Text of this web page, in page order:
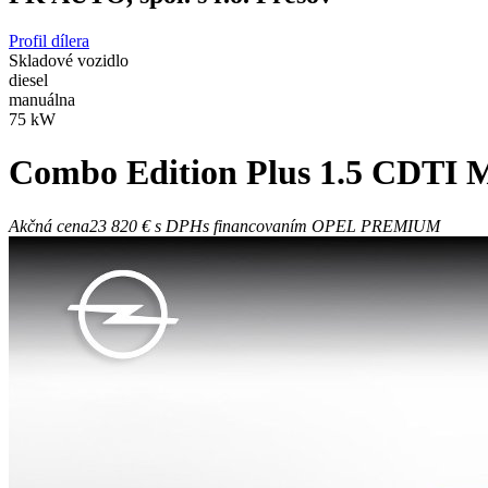
Profil dílera
Skladové vozidlo
diesel
manuálna
75 kW
Combo Edition Plus 1.5 CDTI
Akčná cena23 820 €s DPHs financovaním OPEL PREMIUM